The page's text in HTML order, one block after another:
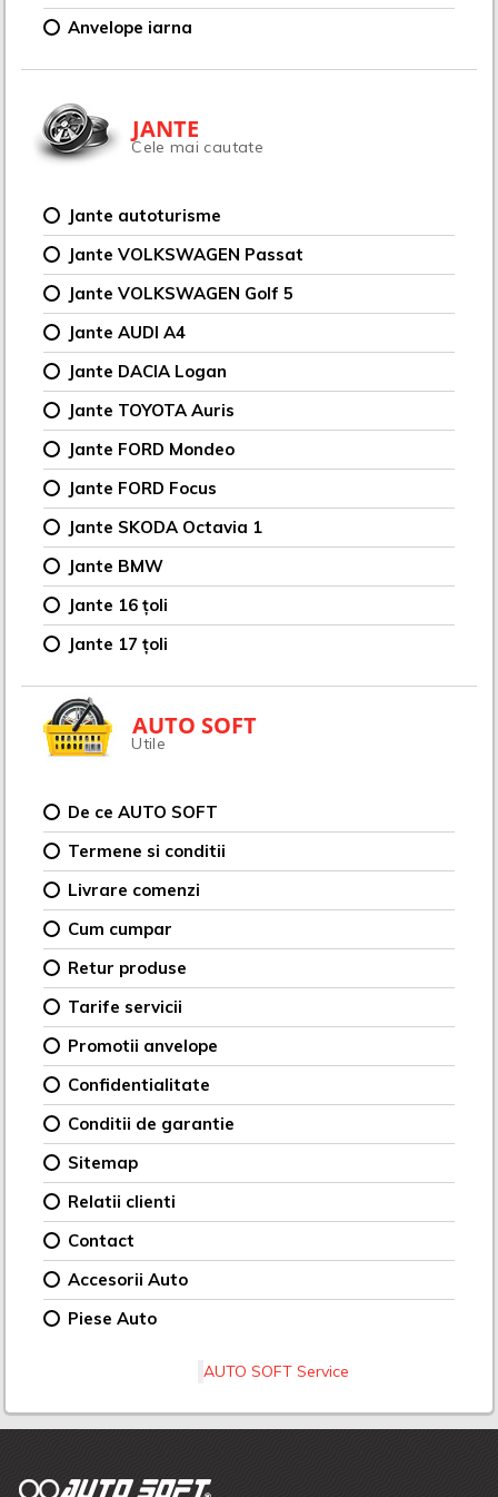
Anvelope iarna
JANTE
Cele mai cautate
Jante autoturisme
Jante VOLKSWAGEN Passat
Jante VOLKSWAGEN Golf 5
Jante AUDI A4
Jante DACIA Logan
Jante TOYOTA Auris
Jante FORD Mondeo
Jante FORD Focus
Jante SKODA Octavia 1
Jante BMW
Jante 16 țoli
Jante 17 țoli
AUTO SOFT
Utile
De ce AUTO SOFT
Termene si conditii
Livrare comenzi
Cum cumpar
Retur produse
Tarife servicii
Promotii anvelope
Confidentialitate
Conditii de garantie
Sitemap
Relatii clienti
Contact
Accesorii Auto
Piese Auto
AUTO SOFT Service